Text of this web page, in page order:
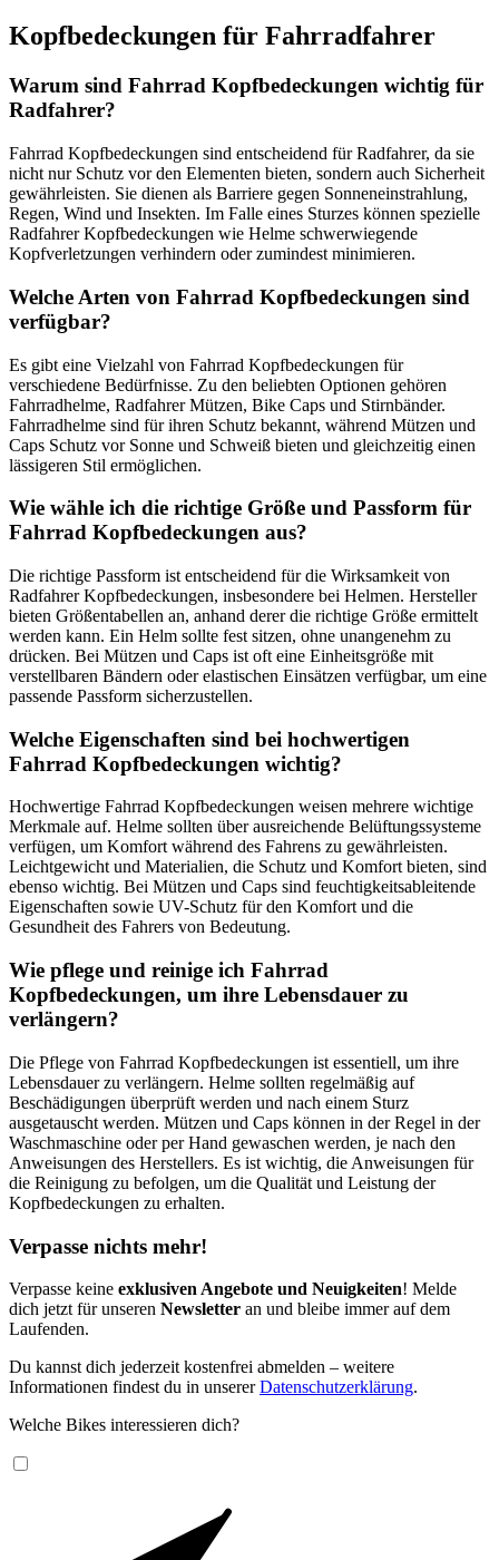
Kopfbedeckungen für Fahrradfahrer
Warum sind Fahrrad Kopfbedeckungen wichtig für
Radfahrer?
Fahrrad Kopfbedeckungen sind entscheidend für Radfahrer, da sie
nicht nur Schutz vor den Elementen bieten, sondern auch Sicherheit
gewährleisten. Sie dienen als Barriere gegen Sonneneinstrahlung,
Regen, Wind und Insekten. Im Falle eines Sturzes können spezielle
Radfahrer Kopfbedeckungen wie Helme schwerwiegende
Kopfverletzungen verhindern oder zumindest minimieren.
Welche Arten von Fahrrad Kopfbedeckungen sind
verfügbar?
Es gibt eine Vielzahl von Fahrrad Kopfbedeckungen für
verschiedene Bedürfnisse. Zu den beliebten Optionen gehören
Fahrradhelme, Radfahrer Mützen, Bike Caps und Stirnbänder.
Fahrradhelme sind für ihren Schutz bekannt, während Mützen und
Caps Schutz vor Sonne und Schweiß bieten und gleichzeitig einen
lässigeren Stil ermöglichen.
Wie wähle ich die richtige Größe und Passform für
Fahrrad Kopfbedeckungen aus?
Die richtige Passform ist entscheidend für die Wirksamkeit von
Radfahrer Kopfbedeckungen, insbesondere bei Helmen. Hersteller
bieten Größentabellen an, anhand derer die richtige Größe ermittelt
werden kann. Ein Helm sollte fest sitzen, ohne unangenehm zu
drücken. Bei Mützen und Caps ist oft eine Einheitsgröße mit
verstellbaren Bändern oder elastischen Einsätzen verfügbar, um eine
passende Passform sicherzustellen.
Welche Eigenschaften sind bei hochwertigen
Fahrrad Kopfbedeckungen wichtig?
Hochwertige Fahrrad Kopfbedeckungen weisen mehrere wichtige
Merkmale auf. Helme sollten über ausreichende Belüftungssysteme
verfügen, um Komfort während des Fahrens zu gewährleisten.
Leichtgewicht und Materialien, die Schutz und Komfort bieten, sind
ebenso wichtig. Bei Mützen und Caps sind feuchtigkeitsableitende
Eigenschaften sowie UV-Schutz für den Komfort und die
Gesundheit des Fahrers von Bedeutung.
Wie pflege und reinige ich Fahrrad
Kopfbedeckungen, um ihre Lebensdauer zu
verlängern?
Die Pflege von Fahrrad Kopfbedeckungen ist essentiell, um ihre
Lebensdauer zu verlängern. Helme sollten regelmäßig auf
Beschädigungen überprüft werden und nach einem Sturz
ausgetauscht werden. Mützen und Caps können in der Regel in der
Waschmaschine oder per Hand gewaschen werden, je nach den
Anweisungen des Herstellers. Es ist wichtig, die Anweisungen für
die Reinigung zu befolgen, um die Qualität und Leistung der
Kopfbedeckungen zu erhalten.
Verpasse nichts mehr!
Verpasse keine exklusiven Angebote und Neuigkeiten! Melde
dich jetzt für unseren Newsletter an und bleibe immer auf dem
Laufenden.
Du kannst dich jederzeit kostenfrei abmelden – weitere
Informationen findest du in unsererDatenschutzerklärung.
Welche Bikes interessieren dich?